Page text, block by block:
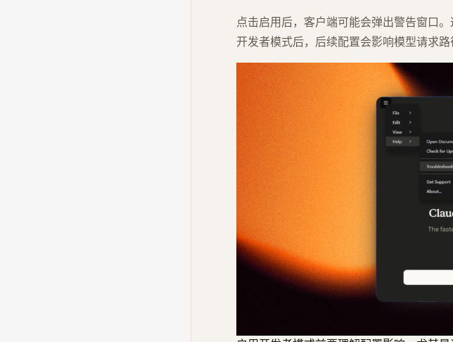
点击启用后，客户端可能会弹出警告窗口
开发者模式后，后续配置会影响模型请求